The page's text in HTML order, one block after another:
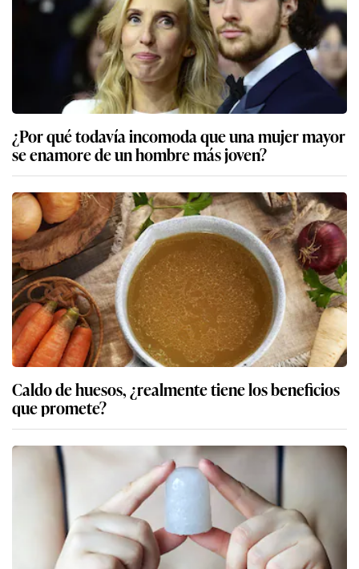
¿Por qué todavía incomoda que una mujer mayor
se enamore de un hombre más joven?
Caldo de huesos, ¿realmente tiene los beneficios
que promete?